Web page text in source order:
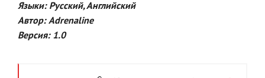
Языки: Русский, Английский
Автор: Adrenaline
Версия: 1.0